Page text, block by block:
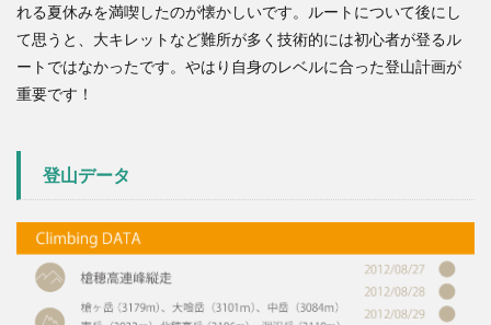
4.2.0.1
穂高平小
屋
合〜槍平
小屋
4.2.0.4
槍平小屋
れる夏休みを満喫したのが懐かしいです。ルートについて後にし
て思うと、 大キレット など難所が多く技術的には初心者が登るル
ートではなかったです。やはり自身のレベルに合った登山計画が
重要です！
登山データ